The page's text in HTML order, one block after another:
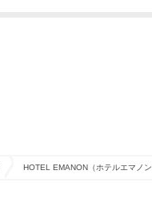
HOTEL EMANON（ホテルエマノ